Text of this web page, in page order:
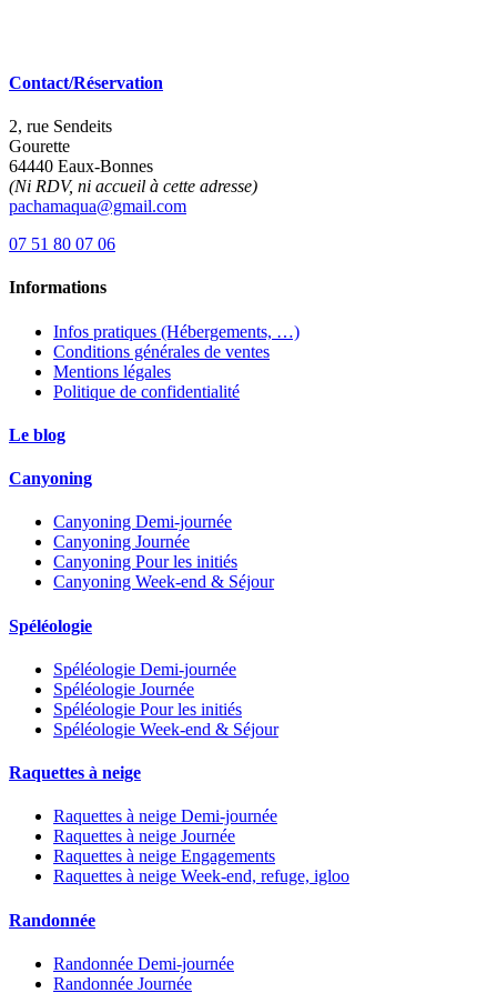
Contact/Réservation
2, rue Sendeits
Gourette
64440 Eaux-Bonnes
(Ni RDV, ni accueil à cette adresse)
pachamaqua@gmail.com
07 51 80 07 06
Informations
Infos pratiques (Hébergements, …)
Conditions générales de ventes
Mentions légales
Politique de confidentialité
Le blog
Canyoning
Canyoning Demi-journée
Canyoning Journée
Canyoning Pour les initiés
Canyoning Week-end & Séjour
Spéléologie
Spéléologie Demi-journée
Spéléologie Journée
Spéléologie Pour les initiés
Spéléologie Week-end & Séjour
Raquettes à neige
Raquettes à neige Demi-journée
Raquettes à neige Journée
Raquettes à neige Engagements
Raquettes à neige Week-end, refuge, igloo
Randonnée
Randonnée Demi-journée
Randonnée Journée